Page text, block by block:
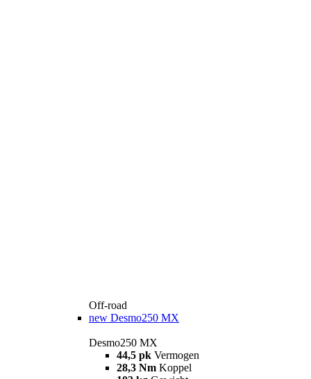
Off-road
new Desmo250 MX
Desmo250 MX
44,5 pk Vermogen
28,3 Nm Koppel